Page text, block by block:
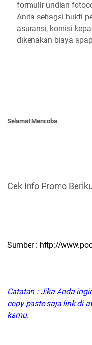
formulir undian
Anda sebagai bukti
asuransi, komisi
dikenakan biaya
Selamat Mencoba !
Cek Info Promo
Sumber : http://
Catatan : Jika Anda
copy paste saja link di
kamu.